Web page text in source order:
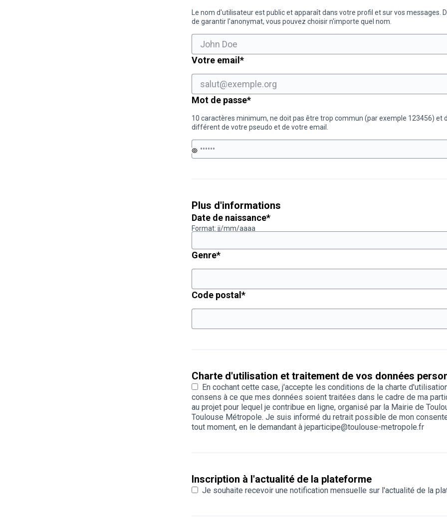
ignorez
ce
champ
Le nom d'utilisateur est public et apparaît dans votre profil et sur vos messages.
de garantir l'anonymat, vous pouvez choisir n'importe quel nom.
Votre email *Champ obligatoire
Mot de passe*Champ obligatoire
10 caractères minimum, ne doit pas être trop commun (par exemple 123456) et
différent de votre pseudo et de votre email.
Plus d'informations
Date de naissance*Champ obligatoire
Format: jj/mm/aaaa
Genre*Champ obligatoire
Code postal *Champ obligatoire
Charte d'utilisation et traitement de vos données
En cochant cette case, j'accepte les conditions de la charte
consens à ce que mes données soient traitées dans le cadre de ma
au projet pour lequel je contribue en ligne, organisé par la Mairie de
Toulouse Métropole. Je suis informé du retrait possible de mon
tout moment, en le demandant à jeparticipe@toulouse-metropole.fr
Inscription à l'actualité de la plateforme
Je souhaite recevoir une notification mensuelle sur l'actualité de la